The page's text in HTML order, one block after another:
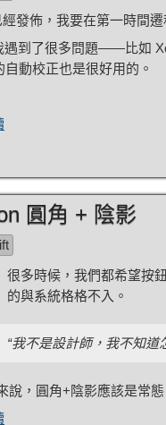
經發佈，我要在第一時間
遇到了很多問題——比如
動校正也是很好用的。
圓角 + 陰影
很多時候，我們都希望按
的與系統格格不入。
“我不是設計師，我不知
說，圓角+陰影應該是常